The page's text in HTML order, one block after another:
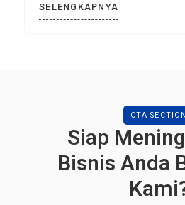
berpusat di Pulau Jawa.
Kota Nusantara (IKN) yang
SELENGKAPNYA
CTA SECTION
Siap
Bisnis Anda